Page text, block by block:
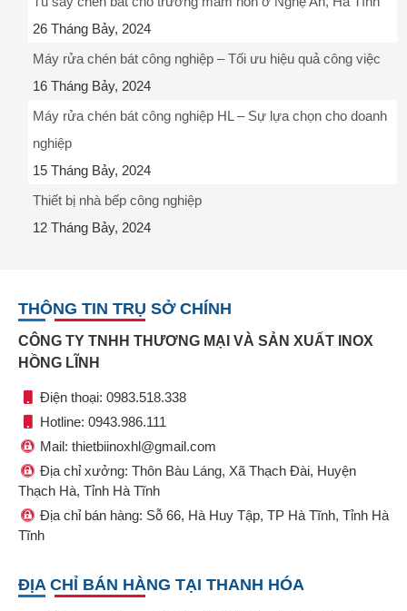
26 Tháng Bảy, 2024
Máy rửa chén bát công nghiệp – Tối ưu hiệu quả công việc
16 Tháng Bảy, 2024
Máy rửa chén bát công nghiệp HL – Sự lựa chọn cho doanh
nghiệp
15 Tháng Bảy, 2024
Thiết bị nhà bếp công nghiệp
12 Tháng Bảy, 2024
THÔNG TIN TRỤ SỞ CHÍNH
CÔNG TY TNHH THƯƠNG MẠI VÀ SẢN XUẤT INOX
HỒNG LĨNH
Điện thoại: 0983.518.338
Hotline: 0943.986.111
Mail: thietbiinoxhl@gmail.com
Địa chỉ xưởng: Thôn Bàu Láng, Xã Thạch Đài, Huyện
Thạch Hà, Tỉnh Hà Tĩnh
Địa chỉ bán hàng: Sỗ 66, Hà Huy Tập, TP Hà Tĩnh, Tỉnh Hà
Tĩnh
ĐỊA CHỈ BÁN HÀNG TẠI THANH HÓA